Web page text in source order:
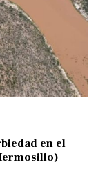
en el